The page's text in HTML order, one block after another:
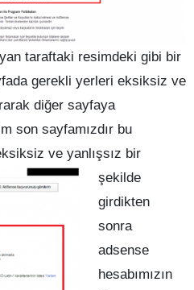
taraftaki resimdeki gibi bir
gerekli yerleri eksiksiz ve
diğer sayfaya
son sayfamızdır bu
ve yanlışsız bir
şekilde
girdikten
sonra
adsense
hesabımızın